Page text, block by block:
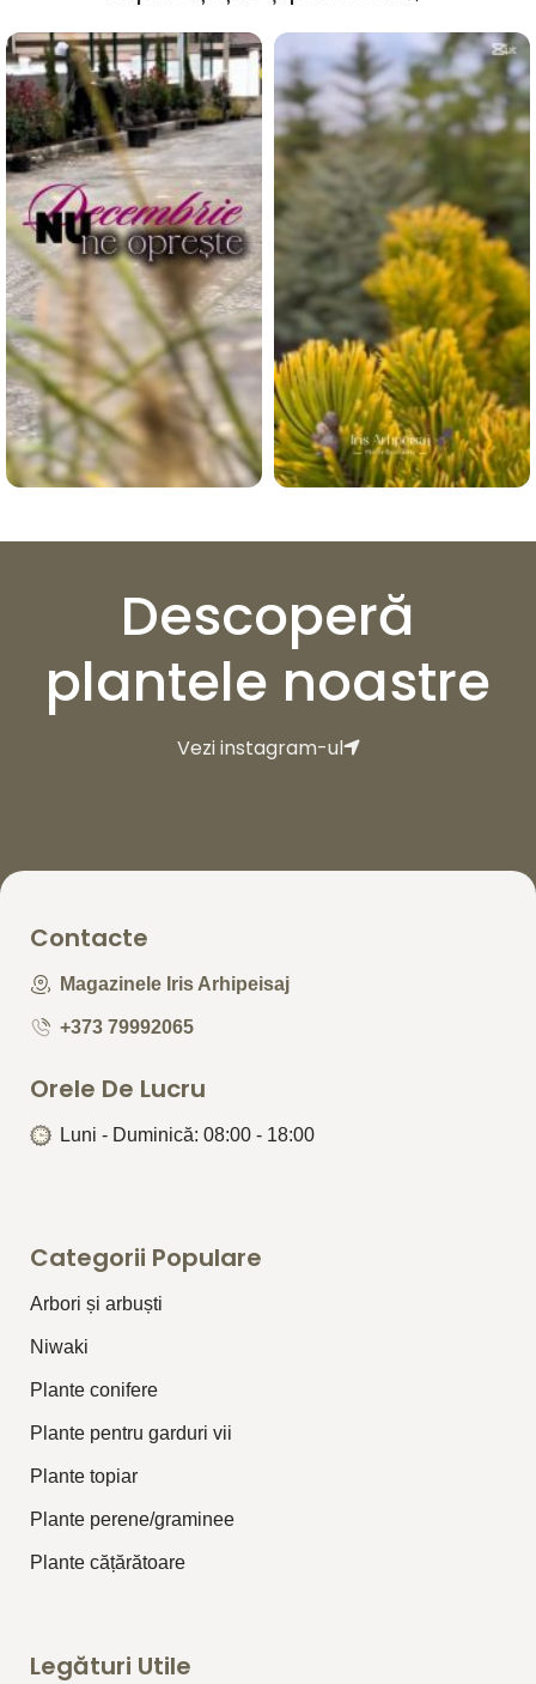
Descoperă
plantele noastre
Vezi instagram-ul
Contacte
Magazinele Iris Arhipeisaj
+373 79992065
Orele De Lucru
Luni - Duminică: 08:00 - 18:00
Categorii Populare
Arbori și arbuști
⁠Niwaki
Plante conifere
Plante pentru garduri vii
Plante topiar
Plante perene/graminee
Plante cățărătoare
Legături Utile